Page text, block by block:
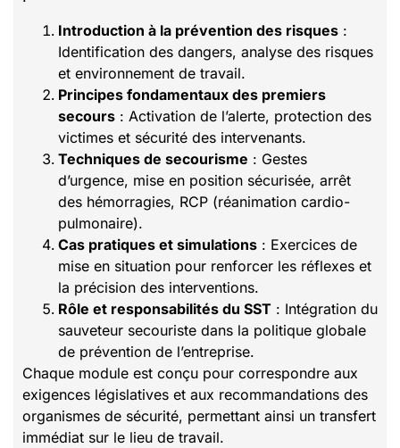
Introduction à la prévention des risques :
Identification des dangers, analyse des risques
et environnement de travail.
Principes fondamentaux des premiers
secours : Activation de l’alerte, protection des
victimes et sécurité des intervenants.
Techniques de secourisme : Gestes
d’urgence, mise en position sécurisée, arrêt
des hémorragies, RCP (réanimation cardio-
pulmonaire).
Cas pratiques et simulations : Exercices de
mise en situation pour renforcer les réflexes et
la précision des interventions.
Rôle et responsabilités du SST : Intégration du
sauveteur secouriste dans la politique globale
de prévention de l’entreprise.
Chaque module est conçu pour correspondre aux
exigences législatives et aux recommandations des
organismes de sécurité, permettant ainsi un transfert
immédiat sur le lieu de travail.